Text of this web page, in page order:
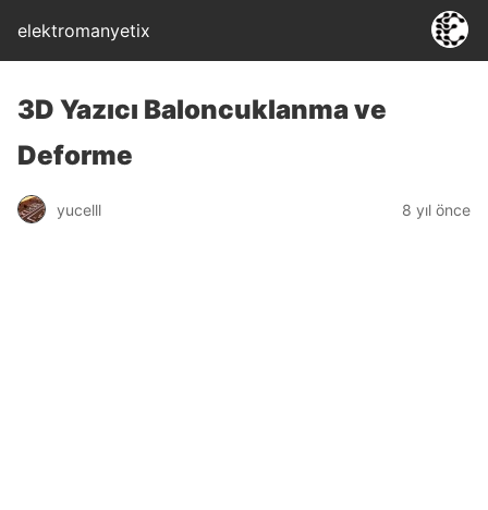
elektromanyetix
3D Yazıcı Baloncuklanma ve
Deforme
yucelll 8 yıl önce